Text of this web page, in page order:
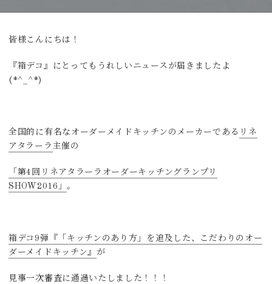
皆様こんにちは！
『箱デコ』にとってもうれしいニュースが届きましたよ
(*^_^*)
全国的に有名なオーダーメイドキッチンのメーカーである リネ
アタラーラ 主催の
「第4回リネアタラーラオーダーキッチングランプリ
SHOW2016」。
箱デコ9弾『「キッチンのあり方」を追及した、こだわりのオー
ダーメイドキッチン』 が
見事一次審査に通過いたしました！！！